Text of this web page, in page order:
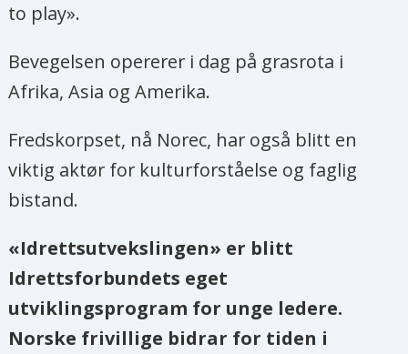
to play».
Bevegelsen opererer i dag på grasrota i
Afrika, Asia og Amerika.
Fredskorpset, nå Norec, har også blitt en
viktig aktør for kulturforståelse og faglig
bistand.
«Idrettsutvekslingen» er blitt
Idrettsforbundets eget
utviklingsprogram for unge ledere.
Norske frivillige bidrar for tiden i